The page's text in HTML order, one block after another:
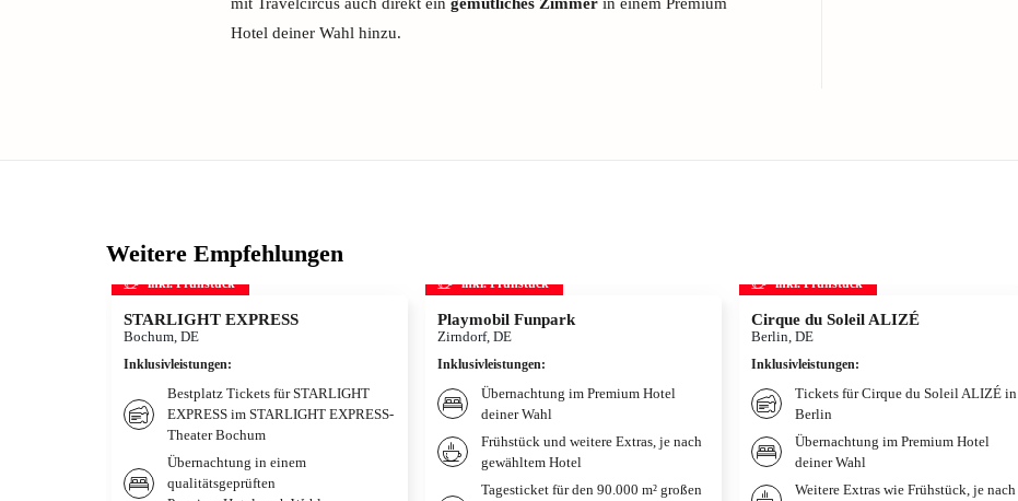
Hotel deiner Wahl hinzu.
Weitere Empfehlungen
inkl. Frühstück
STARLIGHT EXPRESS
Bochum, DE
Inklusivleistungen:
Bestplatz Tickets für STARLIGHT
EXPRESS im STARLIGHT EXPRESS-
Theater Bochum
Übernachtung in einem
qualitätsgeprüften
inkl. Frühstück
Playmobil Funpark
Zirndorf, DE
Inklusivleistungen:
Übernachtung im Premium Hotel
deiner Wahl
Frühstück und weitere Extras, je nach
gewähltem Hotel
Tagesticket für den 90.000 m² großen
inkl. Frühstück
Cirque du Soleil ALIZÉ
Berlin, DE
Inklusivleistungen:
Tickets für Cirque du Soleil ALIZÉ in
Berlin
Übernachtung im Premium Hotel
deiner Wahl
Weitere Extras wie Frühstück, je nach